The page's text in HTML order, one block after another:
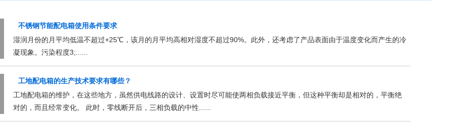
不锈钢节能配电箱使用条件要求
湿润月份的月平均低温不超过+25℃，该月的月平均高相对湿度不超过90%。此外，还考虑了产品表面由于温度变化而产生的冷
凝现象。污染程度3;......
工地配电箱的生产技术要求有哪些？
工地配电箱的维护，在这些地方，虽然供电线路的设计、设置时尽可能使两相负载接近平衡，但这种平衡却是相对的，平衡绝
对的，而且经常变化。 此时，零线断开后，三相负载的中性......